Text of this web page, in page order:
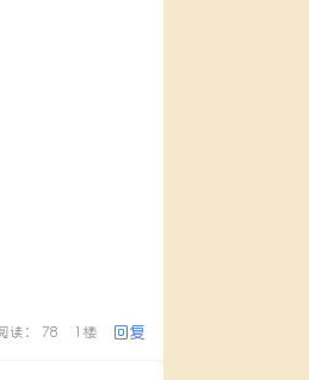
读： 78 1楼 回复